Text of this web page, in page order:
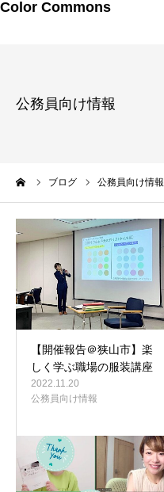
Color Commons
公務員向け情報
ブログ 公務員向け情報
【開催報告＠狭山市】楽
しく学ぶ職場の服装講座
2022.11.20
公務員向け情報
研修・講演メニュー
メルマガ・書籍